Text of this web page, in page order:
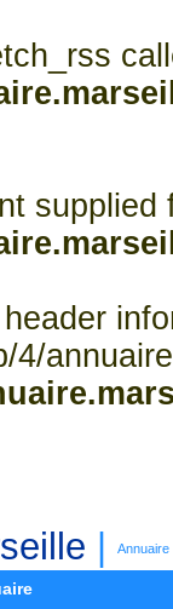
supplied
Annuaire